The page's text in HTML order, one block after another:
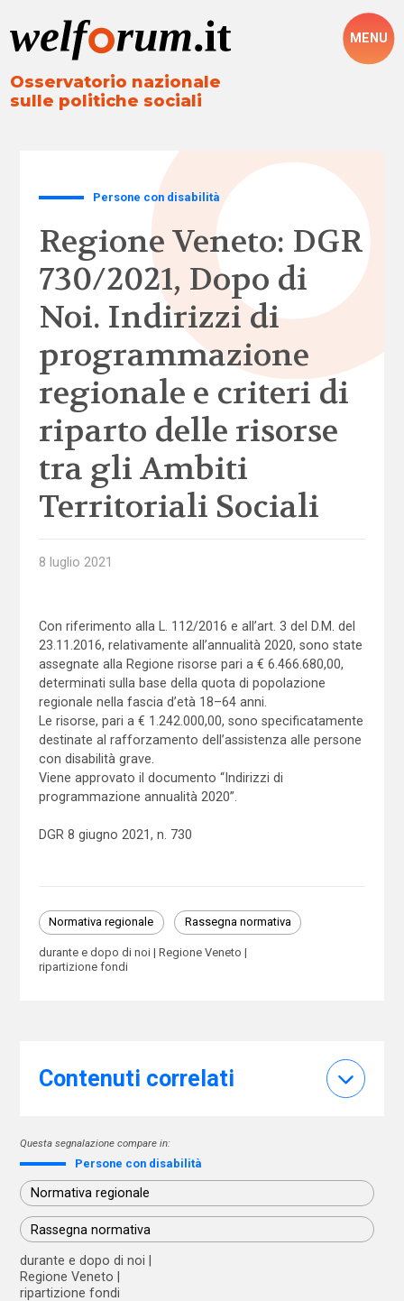
Osservatorio nazionale
sulle politiche sociali
MENU
Persone con disabilità
Regione Veneto: DGR
730/2021, Dopo di
Noi. Indirizzi di
programmazione
regionale e criteri di
riparto delle risorse
tra gli Ambiti
Territoriali Sociali
8 luglio 2021
Con riferimento alla L. 112/2016 e all’art. 3 del D.M. del
23.11.2016, relativamente all’annualità 2020, sono state
assegnate alla Regione risorse pari a € 6.466.680,00,
determinati sulla base della quota di popolazione
regionale nella fascia d’età 18–64 anni.
Le risorse, pari a € 1.242.000,00, sono specificatamente
destinate al rafforzamento dell’assistenza alle persone
con disabilità grave.
Viene approvato il documento “Indirizzi di
programmazione annualità 2020”.
DGR 8 giugno 2021, n. 730
Normativa regionale Rassegna normativa
durante e dopo di noi
Regione Veneto
ripartizione fondi
Contenuti correlati
Questa segnalazione compare in:
Persone con disabilità
Normativa regionale
Rassegna normativa
durante e dopo di noi
Regione Veneto
ripartizione fondi